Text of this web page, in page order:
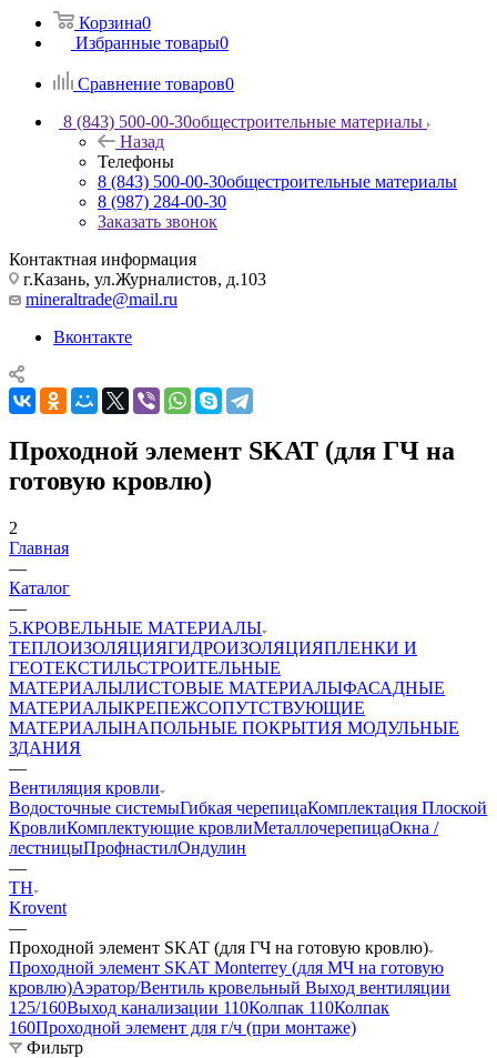
Корзина0
Избранные товары0
Сравнение товаров0
8 (843) 500-00-30общестроительные материалы
Назад
Телефоны
8 (843) 500-00-30общестроительные материалы
8 (987) 284-00-30
Заказать звонок
Контактная информация
г.Казань, ул.Журналистов, д.103
mineraltrade@mail.ru
Вконтакте
Проходной элемент SKAT (для ГЧ на
готовую кровлю)
2
Главная
—
Каталог
—
5.КРОВЕЛЬНЫЕ МАТЕРИАЛЫ
ТЕПЛОИЗОЛЯЦИЯГИДРОИЗОЛЯЦИЯПЛЕНКИ И
ГЕОТЕКСТИЛЬСТРОИТЕЛЬНЫЕ
МАТЕРИАЛЫЛИСТОВЫЕ МАТЕРИАЛЫФАСАДНЫЕ
МАТЕРИАЛЫКРЕПЕЖСОПУТСТВУЮЩИЕ
МАТЕРИАЛЫНАПОЛЬНЫЕ ПОКРЫТИЯ МОДУЛЬНЫЕ
ЗДАНИЯ
—
Вентиляция кровли
Водосточные системыГибкая черепицаКомплектация Плоской
КровлиКомплектующие кровлиМеталлочерепицаОкна /
лестницыПрофнастилОндулин
—
ТН
Krovent
—
Проходной элемент SKAT (для ГЧ на готовую кровлю)
Проходной элемент SKAT Monterrey (для МЧ на готовую
кровлю)Аэратор/Вентиль кровельный Выход вентиляции
125/160Выход канализации 110Колпак 110Колпак
160Проходной элемент для г/ч (при монтаже)
Фильтр